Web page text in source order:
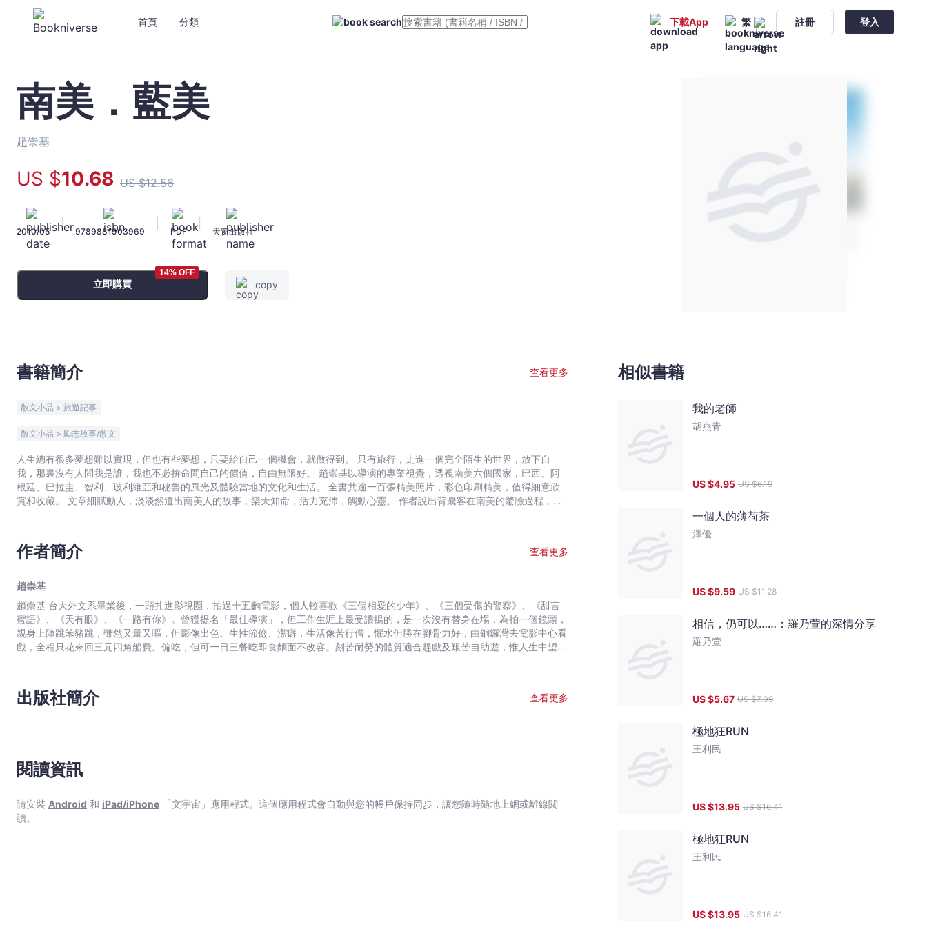
首頁 分類 下載App 繁 註冊 登入
南
美．
藍
美
趙
崇
文
宙
Bookniverse
南美．藍美
趙崇基
US $10.68 US $12.56
2010/05
|
9789881903969 PDF 天窗出版社
立即購買
14% OFF
copy
書籍簡介 查看更多
散文小品 > 旅遊記事
散文小品 > 勵志故事/散文
人生總有很多夢想難以實現，但也有些夢想，只要給自己一個機會，就做得到。 只有旅行，走進一個完全陌生的世界，放下自
我，那裏沒有人問我是誰，我也不必拚命問自己的價值，自由無限好。 趙崇基以導演的專業視覺，透視南美六個國家，巴西、阿
根廷、巴拉圭、智利、玻利維亞和秘魯的風光及體驗當地的文化和生活。 全書共逾一百張精美照片，彩色印刷精美，值得細意欣
賞和收藏。 文章細膩動人，淡淡然道出南美人的故事，樂天知命，活力充沛，觸動心靈。 作者說出背囊客在南美的驚險過程，住
作者簡介 查看更多
趙崇基
趙崇基 台大外文系畢業後，一頭扎進影視圈，拍過十五齣電影，個人較喜歡《三個相愛的少年》、《三個受傷的警察》、《甜言
蜜語》、《天有眼》、《一路有你》。曾獲提名「最佳導演」，但工作生涯上最受讚揚的，是一次沒有替身在場，為拍一個鏡頭，
親身上陣跳笨豬跳，雖然又暈又嘔，但影像出色。生性節儉、潔癖，生活像苦行僧，懼水但勝在腳骨力好，由銅鑼灣去電影中心看
戲，全程只花來回三元四角船費。偏吃，但可一日三餐吃即食麵面不改容。刻苦耐勞的體質適合趕戲及艱苦自助遊，惟人生中望天
出版社簡介 查看更多
閱讀資訊
請安裝 Android 和 iPad/iPhone 「文宇宙」應用程式。這個應用程式會自動與您的帳戶保持同步，讓您隨時隨地上網或離線閱
讀。
相似書籍
我的老師
胡燕青
US $4.95 US $6.19
一個人的薄荷茶
澤優
US $9.59 US $11.28
相信，仍可以……：羅乃萱的深情分享
羅乃萱
US $5.67 US $7.09
極地狂RUN
王利民
US $13.95 US $16.41
極地狂RUN
王利民
US $13.95 US $16.41